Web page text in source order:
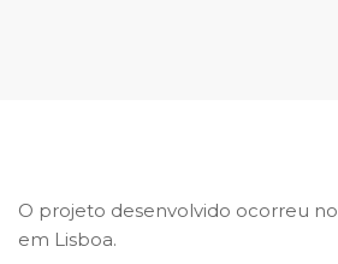
O projeto desenvolvido ocorreu no
em Lisboa.